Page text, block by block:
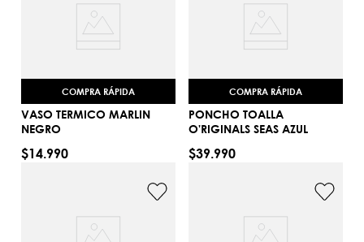
COMPRA RÁPIDA
TU
VASO TERMICO MARLIN
NEGRO
$14.990
COMPRA RÁPIDA
TU
PONCHO TOALLA
O'RIGINALS SEAS AZUL
$39.990